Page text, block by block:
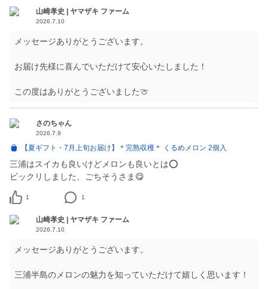
山崎孝史 | ヤマザキ ファーム
2026.7.10
メッセージありがとうございます。
お届け先様に喜んでいただけて安心いたしました！
この度はありがとうございました🍈
さのちゃん
2026.7.9
【夏ギフト・7月上旬お届け】＊完熟収穫＊ くるめメロン 2個入
三浦はスイカも良いけどメロンも良いとは⭕️
ビックリしました、ごちそうさま😋
1 1
山崎孝史 | ヤマザキ ファーム
2026.7.10
メッセージありがとうございます。
三浦半島のメロンの魅力を知っていただけて嬉しく思います！